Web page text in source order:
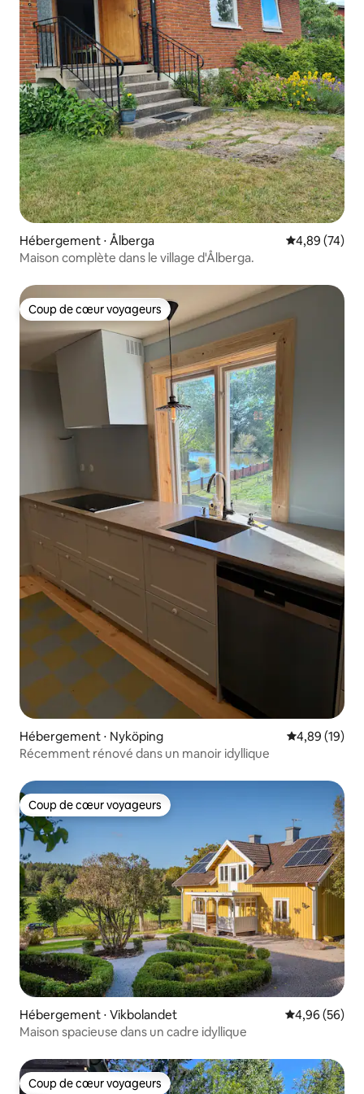
Hébergement ⋅ Ålberga Évaluation
4,89 (74)
Maison complète dans le village d'Ålberga.
Coup de cœur voyageurs
Coup de cœur voyageurs
Hébergement ⋅ Nyköping Évaluation
4,89 (19)
Récemment rénové dans un manoir idyllique
Coup de cœur voyageurs
Coup de cœur voyageurs
Hébergement ⋅ Vikbolandet Évaluation
4,96 (56)
Maison spacieuse dans un cadre idyllique
Coup de cœur voyageurs
Coup de cœur voyageurs